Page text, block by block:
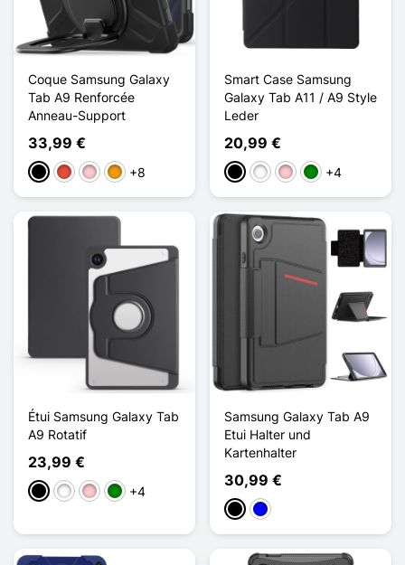
Coque Samsung Galaxy
Tab A9 Renforcée
Anneau-Support
33,99 €
Schwarz
Rot PinkOrange
+8
Smart Case Samsung
Galaxy Tab A11 / A9 Style
Leder
20,99 €
Schwarz
WeißPinkGrün+4
Étui Samsung Galaxy Tab
A9 Rotatif
23,99 €
Schwarz
WeißPinkGrün+4
Samsung Galaxy Tab A9
Etui Halter und
Kartenhalter
30,99 €
Schwarz
Blau